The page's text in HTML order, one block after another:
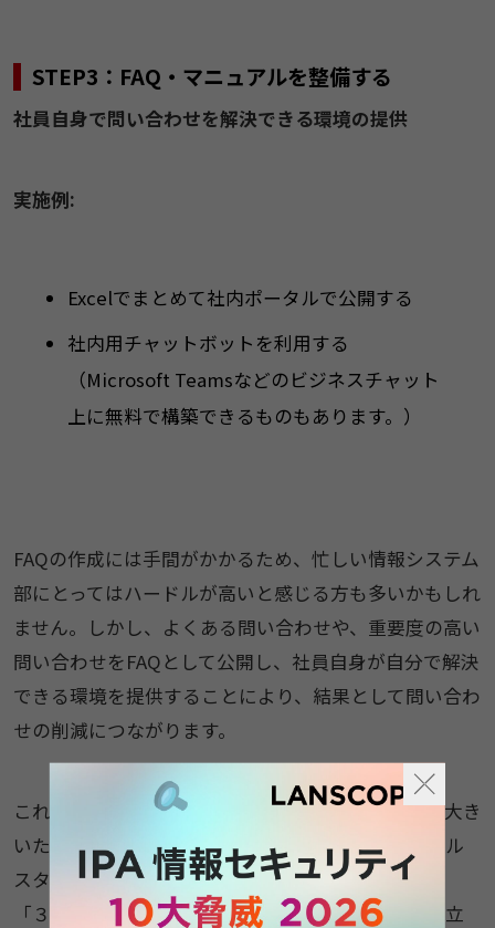
STEP3：FAQ・マニュアルを整備する
社員自身で問い合わせを解決できる環境の提供
実施例:
Excelでまとめて社内ポータルで公開する
社内用チャットボットを利用する
（Microsoft Teamsなどのビジネスチャット
上に無料で構築できるものもあります。）
FAQの作成には手間がかかるため、忙しい情報システム
部にとってはハードルが高いと感じる方も多いかもしれ
ません。しかし、よくある問い合わせや、重要度の高い
問い合わせをFAQとして公開し、社員自身が自分で解決
できる環境を提供することにより、結果として問い合わ
せの削減につながります。
これまでの問い合わせを網羅しようとすると負担が大き
いため、初めは特定の分野のよくある質問をスモール
スタートで公開するのが良いでしょう。
「３．問い合わせ対応を自社で完結するためのお役立